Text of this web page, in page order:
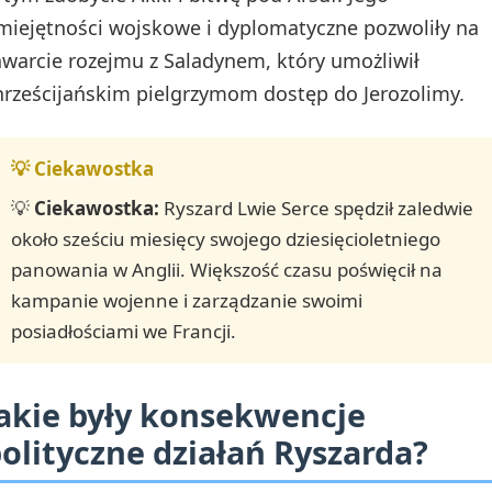
wojskowe i dyplomatyczne pozwoliły na
rozejmu z Saladynem, który umożliwił
pielgrzymom dostęp do Jerozolimy.
💡 Ciekawostka: Ryszard Lwie Serce spędził zaledwie
około sześciu miesięcy swojego dziesięcioletniego
panowania w Anglii. Większość czasu poświęcił na
kampanie wojenne i zarządzanie swoimi
posiadłościami we Francji.
były konsekwencje
działań Ryszarda?